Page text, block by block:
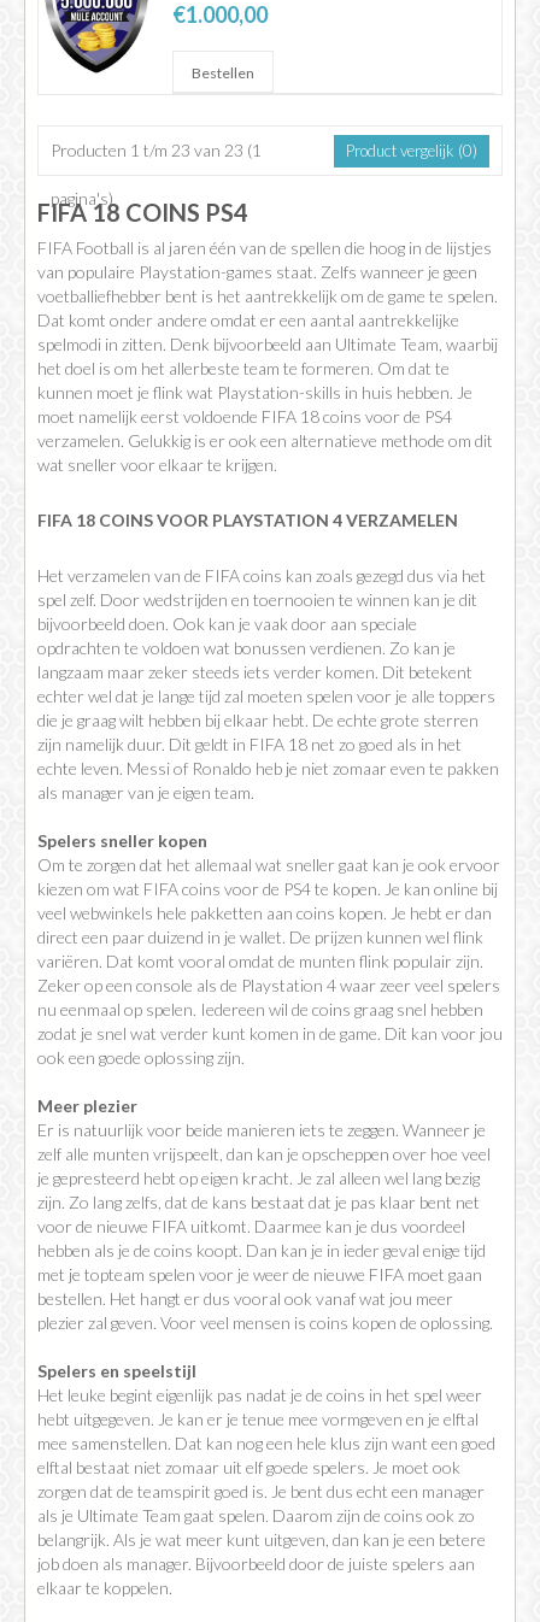
€1.000,00
Producten 1 t/m 23 van 23 (1
pagina's)
Product vergelijk (0)
FIFA 18 COINS PS4
FIFA Football is al jaren één van de spellen die hoog in de lijstjes
van populaire Playstation-games staat. Zelfs wanneer je geen
voetballiefhebber bent is het aantrekkelijk om de game te spelen.
Dat komt onder andere omdat er een aantal aantrekkelijke
spelmodi in zitten. Denk bijvoorbeeld aan Ultimate Team, waarbij
het doel is om het allerbeste team te formeren. Om dat te
kunnen moet je flink wat Playstation-skills in huis hebben. Je
moet namelijk eerst voldoende FIFA 18 coins voor de PS4
verzamelen. Gelukkig is er ook een alternatieve methode om dit
wat sneller voor elkaar te krijgen.
FIFA 18 COINS VOOR PLAYSTATION 4 VERZAMELEN
Het verzamelen van de FIFA coins kan zoals gezegd dus via het
spel zelf. Door wedstrijden en toernooien te winnen kan je dit
bijvoorbeeld doen. Ook kan je vaak door aan speciale
opdrachten te voldoen wat bonussen verdienen. Zo kan je
langzaam maar zeker steeds iets verder komen. Dit betekent
echter wel dat je lange tijd zal moeten spelen voor je alle toppers
die je graag wilt hebben bij elkaar hebt. De echte grote sterren
zijn namelijk duur. Dit geldt in FIFA 18 net zo goed als in het
echte leven. Messi of Ronaldo heb je niet zomaar even te pakken
als manager van je eigen team.
Spelers sneller kopen
Om te zorgen dat het allemaal wat sneller gaat kan je ook ervoor
kiezen om wat FIFA coins voor de PS4 te kopen. Je kan online bij
veel webwinkels hele pakketten aan coins kopen. Je hebt er dan
direct een paar duizend in je wallet. De prijzen kunnen wel flink
variëren. Dat komt vooral omdat de munten flink populair zijn.
Zeker op een console als de Playstation 4 waar zeer veel spelers
nu eenmaal op spelen. Iedereen wil de coins graag snel hebben
zodat je snel wat verder kunt komen in de game. Dit kan voor jou
ook een goede oplossing zijn.
Meer plezier
Er is natuurlijk voor beide manieren iets te zeggen. Wanneer je
zelf alle munten vrijspeelt, dan kan je opscheppen over hoe veel
je gepresteerd hebt op eigen kracht. Je zal alleen wel lang bezig
zijn. Zo lang zelfs, dat de kans bestaat dat je pas klaar bent net
voor de nieuwe FIFA uitkomt. Daarmee kan je dus voordeel
hebben als je de coins koopt. Dan kan je in ieder geval enige tijd
met je topteam spelen voor je weer de nieuwe FIFA moet gaan
bestellen. Het hangt er dus vooral ook vanaf wat jou meer
plezier zal geven. Voor veel mensen is coins kopen de oplossing.
Spelers en speelstijl
Het leuke begint eigenlijk pas nadat je de coins in het spel weer
hebt uitgegeven. Je kan er je tenue mee vormgeven en je elftal
mee samenstellen. Dat kan nog een hele klus zijn want een goed
elftal bestaat niet zomaar uit elf goede spelers. Je moet ook
zorgen dat de teamspirit goed is. Je bent dus echt een manager
als je Ultimate Team gaat spelen. Daarom zijn de coins ook zo
belangrijk. Als je wat meer kunt uitgeven, dan kan je een betere
job doen als manager. Bijvoorbeeld door de juiste spelers aan
elkaar te koppelen.